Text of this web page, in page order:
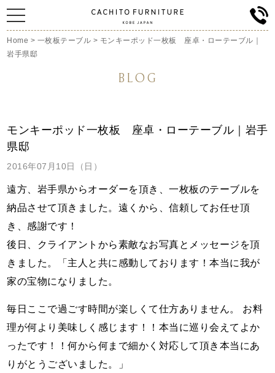
Home > 一枚板テーブル > モンキーポッド一枚板 座卓・ローテーブル｜
岩手県邸
BLOG
モンキーポッド一枚板 座卓・ローテーブル｜岩手
県邸
2016年07月10日（日）
遠方、岩手県からオーダーを頂き、一枚板のテーブルを
納品させて頂きました。遠くから、信頼してお任せ頂
き、感謝です！
後日、クライアントから素敵なお写真とメッセージを頂
きました。「主人と共に感動しております！本当に我が
家の宝物になりました。
毎日ここで過ごす時間が楽しくて仕方ありません。 お料
理が何より美味しく感じます！！本当に巡り会えてよか
ったです！！何から何まで細かく対応して頂き本当にあ
りがとうございました。」